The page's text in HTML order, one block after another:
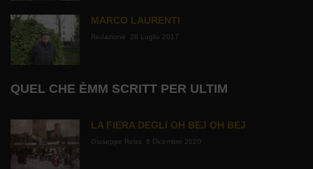
MARCO LAURENTI
Redazione 28 Luglio 2017
QUEL CHE ÈMM SCRITT PER ULTIM
LA FIERA DEGLI OH BEJ OH BEJ
Giuseppe Reiss 6 Dicembre 2020